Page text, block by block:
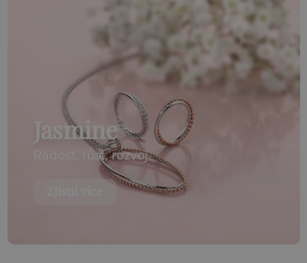
Jasmine
Radost, růst, rozvoj